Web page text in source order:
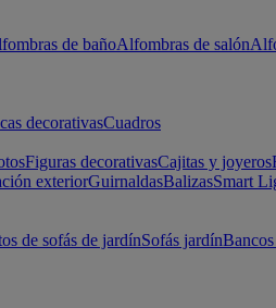
de bañoAlfombras de salón
decorativasCuadros
Figuras decorativasCajitas y joyeros
exteriorGuirnaldasBalizasSmart
de sofás de jardínSofás jardín